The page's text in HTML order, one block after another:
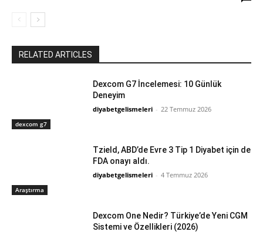
RELATED ARTICLES
dexcom g7
Dexcom G7 İncelemesi: 10 Günlük
Deneyim
diyabetgelismeleri - 22 Temmuz 2026
Araştırma
Tzield, ABD’de Evre 3 Tip 1 Diyabet için de
FDA onayı aldı.
diyabetgelismeleri - 4 Temmuz 2026
Dexcom One Nedir? Türkiye’de Yeni CGM
Sistemi ve Özellikleri (2026)